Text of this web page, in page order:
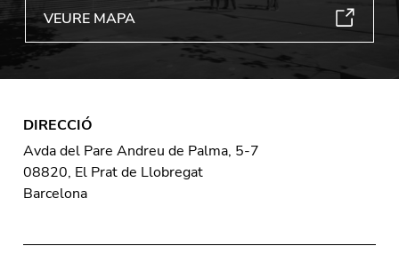
VEURE MAPA
DIRECCIÓ
Avda del Pare Andreu de Palma, 5-7
08820, El Prat de Llobregat
Barcelona